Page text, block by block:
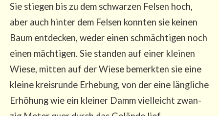
Sie stie­gen bis zu dem schwar­zen Fel­sen hoch,
aber auch hin­ter dem Fel­sen konn­ten sie kei­nen
Baum ent­de­cken, weder einen schmäch­ti­gen noch
einen mäch­ti­gen. Sie stan­den auf einer klei­nen
Wie­se, mit­ten auf der Wie­se bemerk­ten sie eine
klei­ne kreis­run­de Erhe­bung, von der eine läng­li­che
Erhö­hung wie ein klei­ner Damm viel­leicht zwan­